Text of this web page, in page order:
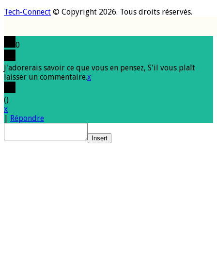
Tech-Connect © Copyright 2026. Tous droits réservés.
0
J'adorerais savoir ce que vous en pensez, S'il vous plaît
laisser un commentaire.x
()
x
| Répondre
Insert